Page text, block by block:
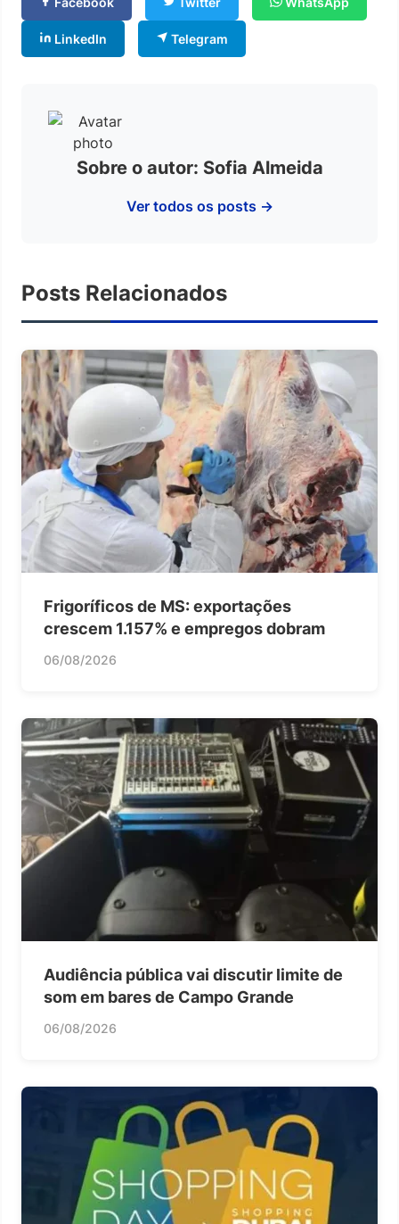
LinkedIn Telegram
Sobre o autor: Sofia Almeida
Ver todos os posts →
Posts Relacionados
Frigoríficos de MS: exportações
crescem 1.157% e empregos dobram
06/08/2026
Audiência pública vai discutir limite de
som em bares de Campo Grande
06/08/2026